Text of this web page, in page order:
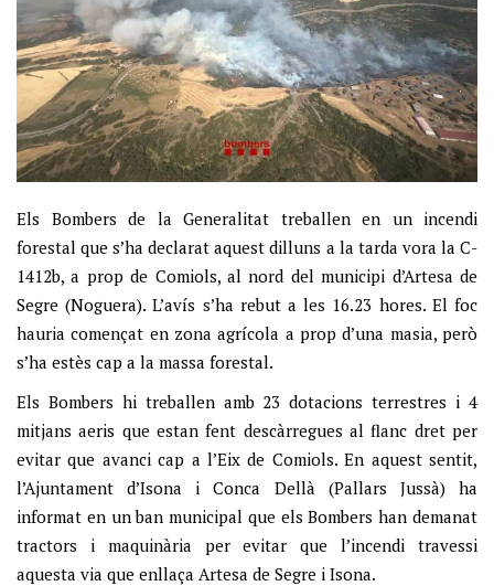
Els Bombers de la Generalitat treballen en un incendi
forestal que s’ha declarat aquest dilluns a la tarda vora la C-
1412b, a prop de Comiols, al nord del municipi d’Artesa de
Segre (Noguera). L’avís s’ha rebut a les 16.23 hores. El foc
hauria començat en zona agrícola a prop d’una masia, però
s’ha estès cap a la massa forestal.
Els Bombers hi treballen amb 23 dotacions terrestres i 4
mitjans aeris que estan fent descàrregues al flanc dret per
evitar que avanci cap a l’Eix de Comiols. En aquest sentit,
l’Ajuntament d’Isona i Conca Dellà (Pallars Jussà) ha
informat en un ban municipal que els Bombers han demanat
tractors i maquinària per evitar que l’incendi travessi
aquesta via que enllaça Artesa de Segre i Isona.